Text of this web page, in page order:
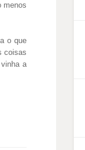
menos
o que
coisas
a